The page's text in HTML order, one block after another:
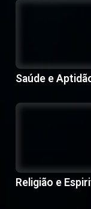
Saúde e
Religião e